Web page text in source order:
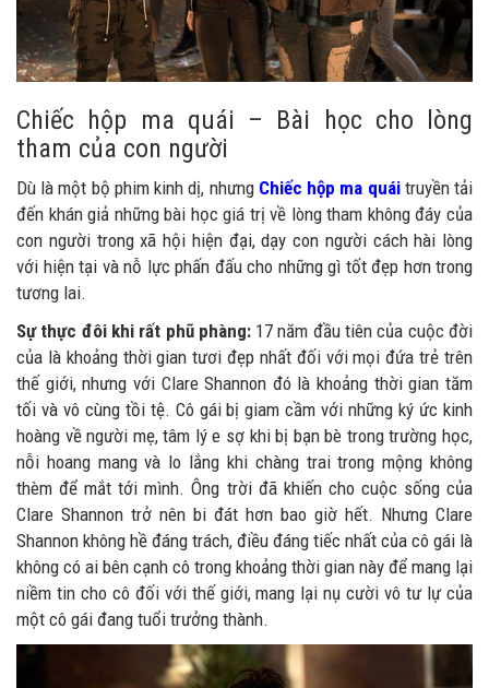
Chiếc hộp ma quái – Bài học cho lòng
tham của con người
Dù là một bộ phim kinh dị, nhưng Chiếc hộp ma quáitruyền tải
đến khán giả những bài học giá trị về lòng tham không đáy của
con người trong xã hội hiện đại, dạy con người cách hài lòng
với hiện tại và nỗ lực phấn đấu cho những gì tốt đẹp hơn trong
tương lai.
Sự thực đôi khi rất phũ phàng:17 năm đầu tiên của cuộc đời
của là khoảng thời gian tươi đẹp nhất đối với mọi đứa trẻ trên
thế giới, nhưng với Clare Shannon đó là khoảng thời gian tăm
tối và vô cùng tồi tệ. Cô gái bị giam cầm với những ký ức kinh
hoàng về người mẹ, tâm lý e sợ khi bị bạn bè trong trường học,
nỗi hoang mang và lo lắng khi chàng trai trong mộng không
thèm để mắt tới mình. Ông trời đã khiến cho cuộc sống của
Clare Shannon trở nên bi đát hơn bao giờ hết. Nhưng Clare
Shannon không hề đáng trách, điều đáng tiếc nhất của cô gái là
không có ai bên cạnh cô trong khoảng thời gian này để mang lại
niềm tin cho cô đối với thế giới, mang lại nụ cười vô tư lự của
một cô gái đang tuổi trưởng thành.